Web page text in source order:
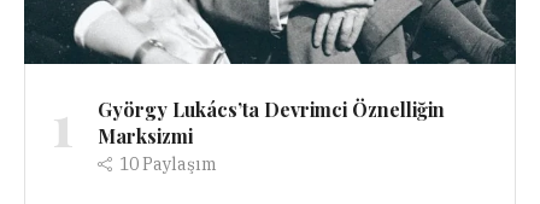
1
György Lukács’ta Devrimci Öznelliğin
Marksizmi
10Paylaşım